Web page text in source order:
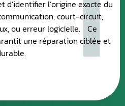
l’origine exacte du
court-circuit,
ou erreur logicielle. Ce
une réparation ciblée et